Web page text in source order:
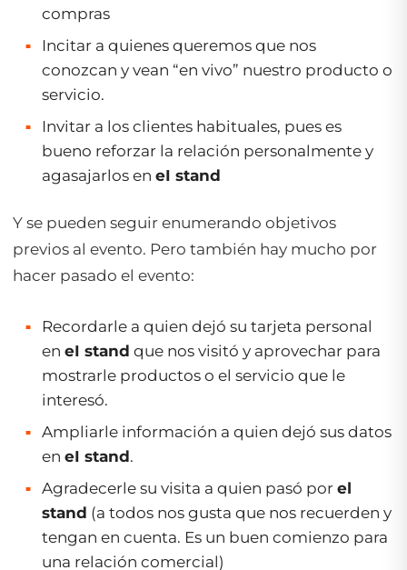
compras
Incitar a quienes queremos que nos
conozcan y vean “en vivo” nuestro producto o
servicio.
Invitar a los clientes habituales, pues es
bueno reforzar la relación personalmente y
agasajarlos en eI stand
Y se pueden seguir enumerando objetivos
previos al evento. Pero también hay mucho por
hacer pasado el evento:
Recordarle a quien dejó su tarjeta personal
en eI stand que nos visitó y aprovechar para
mostrarle productos o el servicio que le
interesó.
Ampliarle información a quien dejó sus datos
en eI stand.
Agradecerle su visita a quien pasó por el
stand (a todos nos gusta que nos recuerden y
tengan en cuenta. Es un buen comienzo para
una relación comercial)